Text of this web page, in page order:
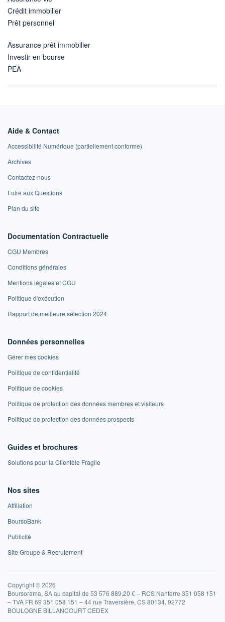
Crédit immobilier
Prêt personnel
Assurance prêt immobilier
Investir en bourse
PEA
Aide & Contact
Accessibilité Numérique (partiellement conforme)
Archives
Contactez-nous
Foire aux Questions
Plan du site
Documentation Contractuelle
CGU Membres
Conditions générales
Mentions légales et CGU
Politique d'exécution
Rapport de meilleure sélection 2024
Données personnelles
Gérer mes cookies
Politique de confidentialité
Politique de cookies
Politique de protection des données membres et visiteurs
Politique de protection des données prospects
Guides et brochures
Solutions pour la Clientèle Fragile
Nos sites
Affiliation
BoursoBank
Publicité
Site Groupe & Recrutement
Copyright © 2026
Boursorama, SA au capital de 53 576 889,20 € – RCS Nanterre 351 058 151
– TVA FR 69 351 058 151 – 44 rue Traversière, CS 80134, 92772
BOULOGNE BILLANCOURT CEDEX